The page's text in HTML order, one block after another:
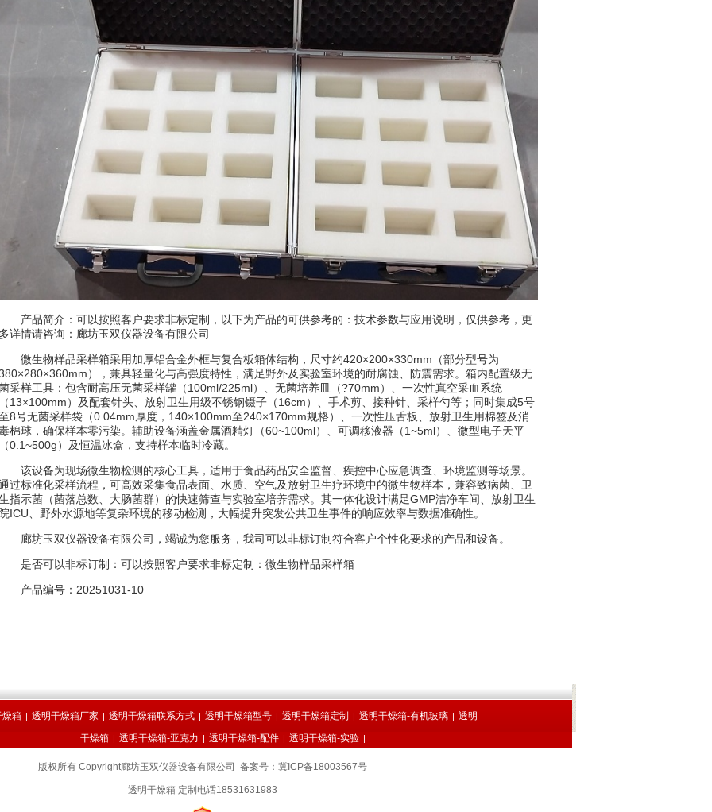
品简介：可以按照客户要求非标定制，以下为产品的可供参考的：技术参数与应用说明，仅供参考，更
详情请咨询：廊坊玉双仪器设备有限公司
生物样品采样箱采用加厚铝合金外框与复合板箱体结构，尺寸约420×200×330mm（部分型号为
），兼具轻量化与高强度特性，满足野外及实验室环境的耐腐蚀、防震需求。箱内配置级无
采样工具：包含耐高压无菌采样罐（100ml/225ml）、无菌培养皿（?70mm）、一次性真空采血系统
13×100mm）及配套针头、放射卫生用级不锈钢镊子（16cm）、手术剪、接种针、采样勺等；同时集成5号
8号无菌采样袋（0.04mm厚度，140×100mm至240×170mm规格）、一次性压舌板、放射卫生用棉签及消
棉球，确保样本零污染。辅助设备涵盖金属酒精灯（60~100ml）、可调移液器（1~5ml）、微型电子天平
0.1~500g）及恒温冰盒，支持样本临时冷藏。
设备为现场微生物检测的核心工具，适用于食品药品安全监督、疾控中心应急调查、环境监测等场景。
过标准化采样流程，可高效采集食品表面、水质、空气及放射卫生疗环境中的微生物样本，兼容致病菌、卫
指示菌（菌落总数、大肠菌群）的快速筛查与实验室培养需求。其一体化设计满足GMP洁净车间、放射卫生
ICU、野外水源地等复杂环境的移动检测，大幅提升突发公共卫生事件的响应效率与数据准确性。
坊玉双仪器设备有限公司，竭诚为您服务，我司可以非标订制符合客户个性化要求的产品和设备。
否可以非标订制：可以按照客户要求非标定制：微生物样品采样箱
品编号：20251031-10
版权所有 Copyright廊坊玉双仪器设备有限公司 备案号： 冀ICP备18003567号
透明干燥箱 定制电话18531631983
燥箱 | 透明干燥箱厂家 | 透明干燥箱联系方式 | 透明干燥箱型号 | 透明干燥箱定制 | 透明干燥箱-有机玻璃 | 透明
干燥箱 | 透明干燥箱-亚克力 | 透明干燥箱-配件 | 透明干燥箱-实验 |